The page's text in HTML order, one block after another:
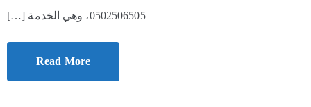
0502506505، وهي الخدمة […]
Read More